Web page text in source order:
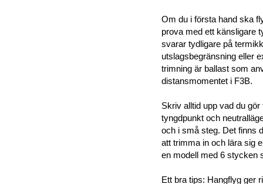
Om du i första hand ska
prova med ett känsligare
svarar tydligare på
utslagsbegränsning eller
trimning är ballast som
distansmomentet i F3B.
Skriv alltid upp vad du
tyngdpunkt och
och i små steg. Det finns
att trimma in och lära sig
en modell med 6 stycken
Ett bra tips: Hangflyg ger